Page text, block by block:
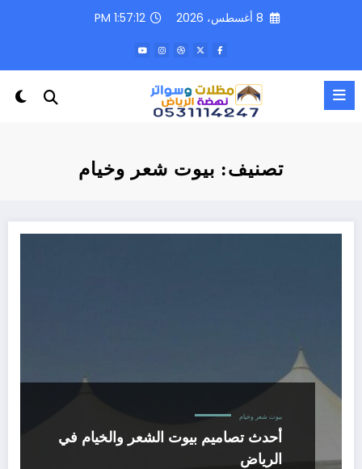
8 أغسطس، 2026 1:57:13 PM
تصنيف: بيوت شعر وخيام
بيوت شعر وخيام
أحدث تصاميم بيوت الشعر والخيام في
الرياض